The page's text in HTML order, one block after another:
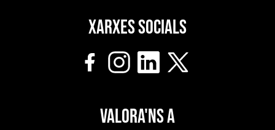
Xarxes socials
Valora'ns a